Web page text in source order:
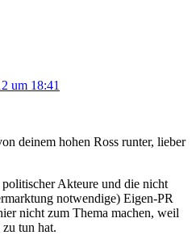
um 18:41
deinem hohen Ross runter, lieber
Akteure und die nicht
notwendige) Eigen-PR
nicht zum Thema machen, weil
tun hat.